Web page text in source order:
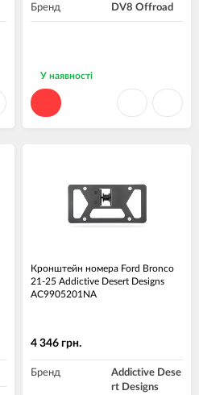
Бренд DV8 Offroad
У наявності
Кронштейн номера Ford Bronco
21-25 Addictive Desert Designs
AC9905201NA
4 346 грн.
Бренд
Addictive Dese
rt Designs